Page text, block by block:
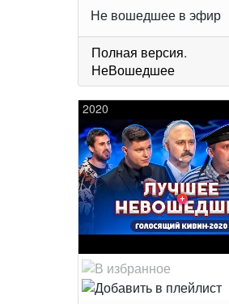
Не вошедшее в эфир
Полная версия.
НеВошедшее
2020